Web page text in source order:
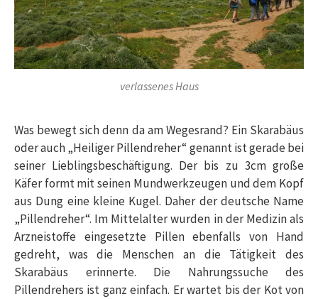
verlassenes Haus
Was bewegt sich denn da am Wegesrand? Ein Skarabäus
oder auch „Heiliger Pillendreher“ genannt ist gerade bei
seiner Lieblingsbeschäftigung. Der bis zu 3cm große
Käfer formt mit seinen Mundwerkzeugen und dem Kopf
aus Dung eine kleine Kugel. Daher der deutsche Name
„Pillendreher“. Im Mittelalter wurden in der Medizin als
Arzneistoffe eingesetzte Pillen ebenfalls von Hand
gedreht, was die Menschen an die Tätigkeit des
Skarabäus erinnerte. Die Nahrungssuche des
Pillendrehers ist ganz einfach. Er wartet bis der Kot von